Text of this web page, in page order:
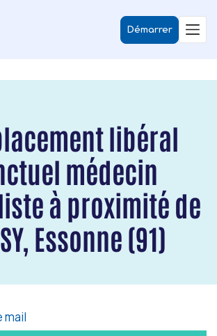
Démarrer
libéral
médecin
à proximité de
Essonne (91)
mail